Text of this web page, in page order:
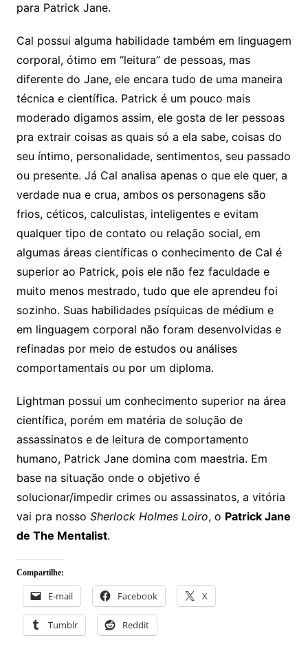
para Patrick Jane.
Cal possui alguma habilidade também em linguagem
corporal, ótimo em “leitura” de pessoas, mas
diferente do Jane, ele encara tudo de uma maneira
técnica e científica. Patrick é um pouco mais
moderado digamos assim, ele gosta de ler pessoas
pra extrair coisas as quais só a ela sabe, coisas do
seu íntimo, personalidade, sentimentos, seu passado
ou presente. Já Cal analisa apenas o que ele quer, a
verdade nua e crua, ambos os personagens são
frios, céticos, calculistas, inteligentes e evitam
qualquer tipo de contato ou relação social, em
algumas áreas científicas o conhecimento de Cal é
superior ao Patrick, pois ele não fez faculdade e
muito menos mestrado, tudo que ele aprendeu foi
sozinho. Suas habilidades psíquicas de médium e
em linguagem corporal não foram desenvolvidas e
refinadas por meio de estudos ou análises
comportamentais ou por um diploma.
Lightman possui um conhecimento superior na área
científica, porém em matéria de solução de
assassinatos e de leitura de comportamento
humano, Patrick Jane domina com maestria. Em
base na situação onde o objetivo é
solucionar/impedir crimes ou assassinatos, a vitória
vai pra nosso Sherlock Holmes Loiro, o Patrick Jane
de The Mentalist.
Compartilhe:
E-mail Facebook X
Tumblr Reddit